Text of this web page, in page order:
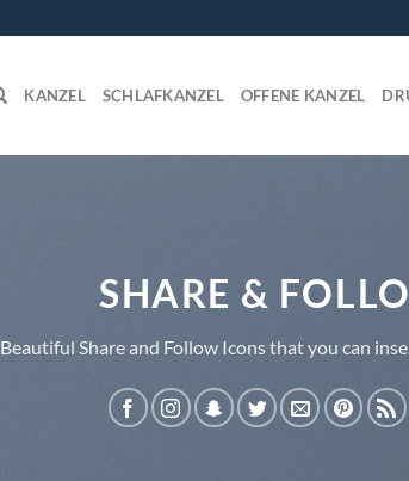
KANZEL SCHLAFKANZEL OFFENE KANZEL
SHARE &
Beautiful Share and Follow Icons that you can